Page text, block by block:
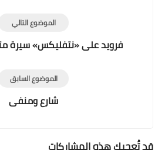
الموضوع التالي
فرويد على «نتفليكس» سيرة
الموضوع السابق
شارع ومنفى
قد تُعجبك هذه المشاركات